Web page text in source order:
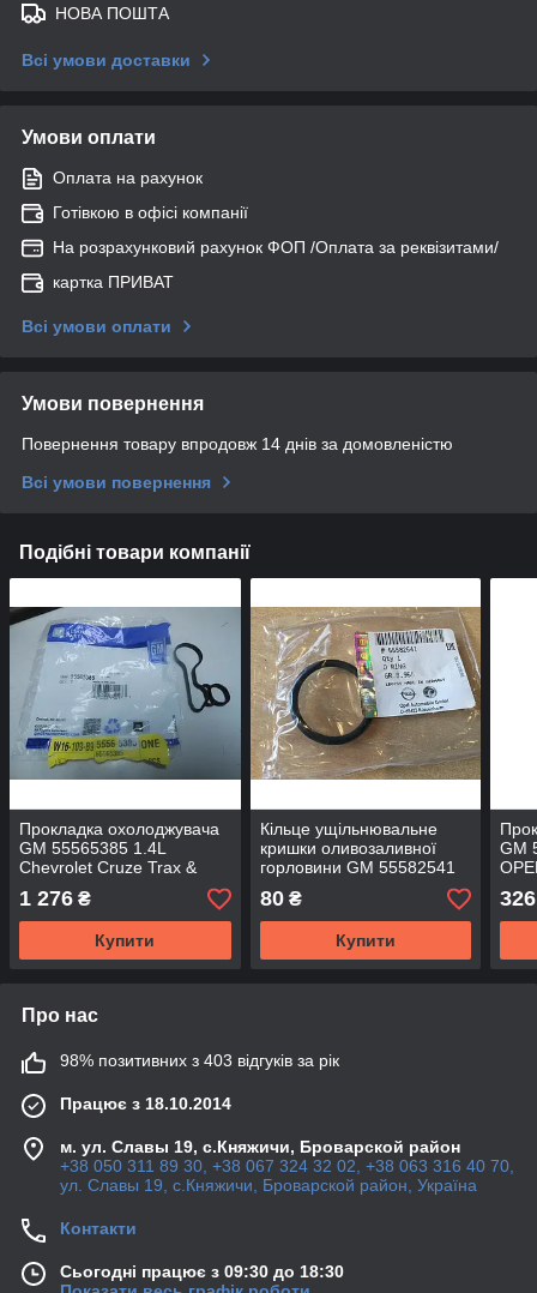
НОВА ПОШТА
Всі умови доставки
Умови оплати
Оплата на рахунок
Готівкою в офісі компанії
На розрахунковий рахунок ФОП /Оплата за реквізитами/
картка ПРИВАТ
Всі умови оплати
Умови повернення
Повернення товару впродовж 14 днів за домовленістю
Всі умови повернення
Подібні товари компанії
Прокладка охолоджувача
GM 55565385 1.4L
Chevrolet Cruze Trax &
OPEL Astra-J Zafira-C
Meriva-B Insignia
1 276 ₴
Купити
Кільце ущільнювальне
кришки оливозаливної
горловини GM 55582541
OPEL Antara Astra-H/G/J
Zafira-A/B Meriva-A/B
80₴
Купити
GM
326
Про нас
98% позитивних з 403 відгуків за рік
Працює з 18.10.2014
м. ул. Славы 19, с.Княжичи, Броварской район
+38 050 311 89 30, +38 067 324 32 02, +38 063 316 40 70,
ул. Славы 19, с.Княжичи, Броварской район, Україна
Контакти
Сьогодні працює з 09:30 до 18:30